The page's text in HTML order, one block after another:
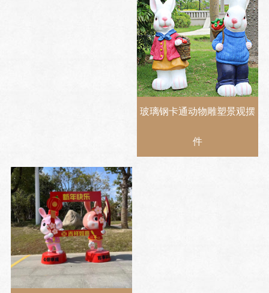
玻璃钢卡通动物雕塑景观摆
件